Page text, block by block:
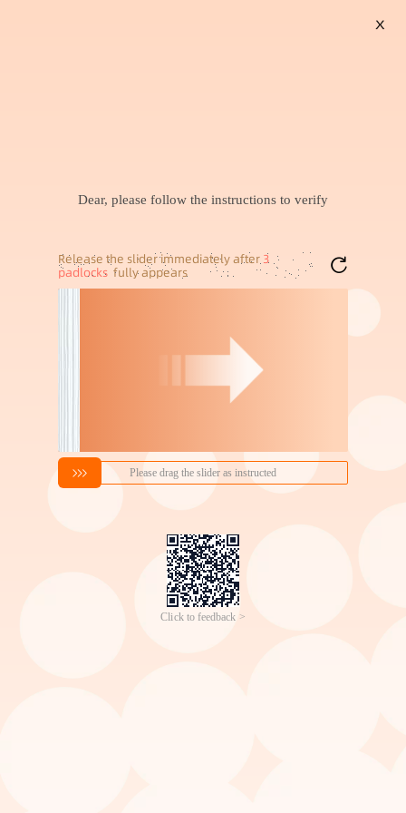
暂未找到兴趣商品，可以试试搜索喜欢的商品
搜索喜欢的商品
X